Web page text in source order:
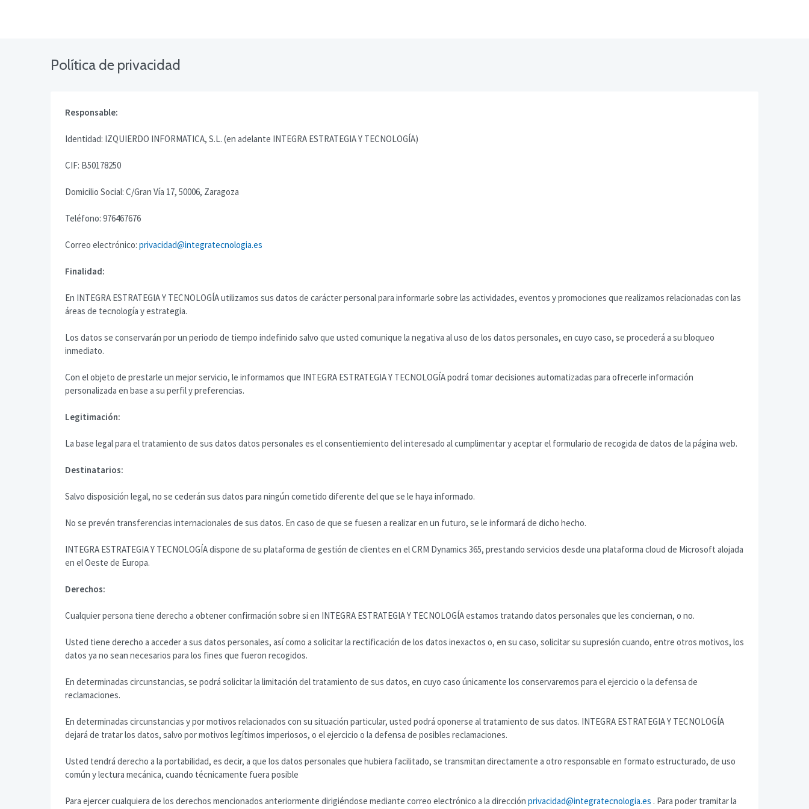
Política de privacidad
Responsable:
Identidad: IZQUIERDO INFORMATICA, S.L. (en adelante INTEGRA ESTRATEGIA Y TECNOLOGÍA)
CIF: B50178250
Domicilio Social: C/Gran Vía 17, 50006, Zaragoza
Teléfono: 976467676
Correo electrónico: privacidad@integratecnologia.es
Finalidad:
En INTEGRA ESTRATEGIA Y TECNOLOGÍA utilizamos sus datos de carácter personal para informarle sobre las actividades, eventos y promociones que realizamos relacionadas con las
áreas de tecnología y estrategia.
Los datos se conservarán por un periodo de tiempo indefinido salvo que usted comunique la negativa al uso de los datos personales, en cuyo caso, se procederá a su bloqueo
inmediato.
Con el objeto de prestarle un mejor servicio, le informamos que INTEGRA ESTRATEGIA Y TECNOLOGÍA podrá tomar decisiones automatizadas para ofrecerle información
personalizada en base a su perfil y preferencias.
Legitimación:
La base legal para el tratamiento de sus datos datos personales es el consentiemiento del interesado al cumplimentar y aceptar el formulario de recogida de datos de la página web.
Destinatarios:
Salvo disposición legal, no se cederán sus datos para ningún cometido diferente del que se le haya informado.
No se prevén transferencias internacionales de sus datos. En caso de que se fuesen a realizar en un futuro, se le informará de dicho hecho.
INTEGRA ESTRATEGIA Y TECNOLOGÍA dispone de su plataforma de gestión de clientes en el CRM Dynamics 365, prestando servicios desde una plataforma cloud de Microsoft alojada
en el Oeste de Europa.
Derechos:
Cualquier persona tiene derecho a obtener confirmación sobre si en INTEGRA ESTRATEGIA Y TECNOLOGÍA estamos tratando datos personales que les conciernan, o no.
Usted tiene derecho a acceder a sus datos personales, así como a solicitar la rectificación de los datos inexactos o, en su caso, solicitar su supresión cuando, entre otros motivos, los
datos ya no sean necesarios para los fines que fueron recogidos.
En determinadas circunstancias, se podrá solicitar la limitación del tratamiento de sus datos, en cuyo caso únicamente los conservaremos para el ejercicio o la defensa de
reclamaciones.
En determinadas circunstancias y por motivos relacionados con su situación particular, usted podrá oponerse al tratamiento de sus datos. INTEGRA ESTRATEGIA Y TECNOLOGÍA
dejará de tratar los datos, salvo por motivos legítimos imperiosos, o el ejercicio o la defensa de posibles reclamaciones.
Usted tendrá derecho a la portabilidad, es decir, a que los datos personales que hubiera facilitado, se transmitan directamente a otro responsable en formato estructurado, de uso
común y lectura mecánica, cuando técnicamente fuera posible
Para ejercer cualquiera de los derechos mencionados anteriormente dirigiéndose mediante correo electrónico a la dirección privacidad@integratecnologia.es . Para poder tramitar la